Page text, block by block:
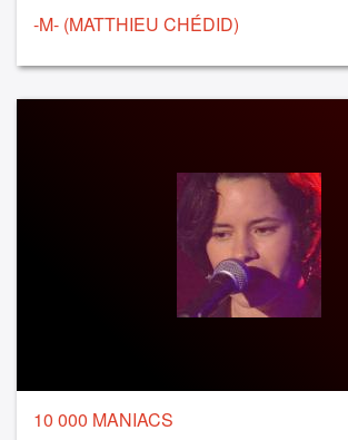
-M- (MATTHIEU CHÉDID)
10 000 MANIACS